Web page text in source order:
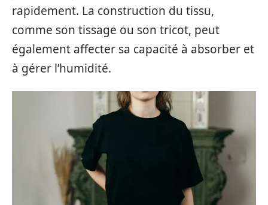
rapidement. La construction du tissu,
comme son tissage ou son tricot, peut
également affecter sa capacité à absorber et
à gérer l’humidité.